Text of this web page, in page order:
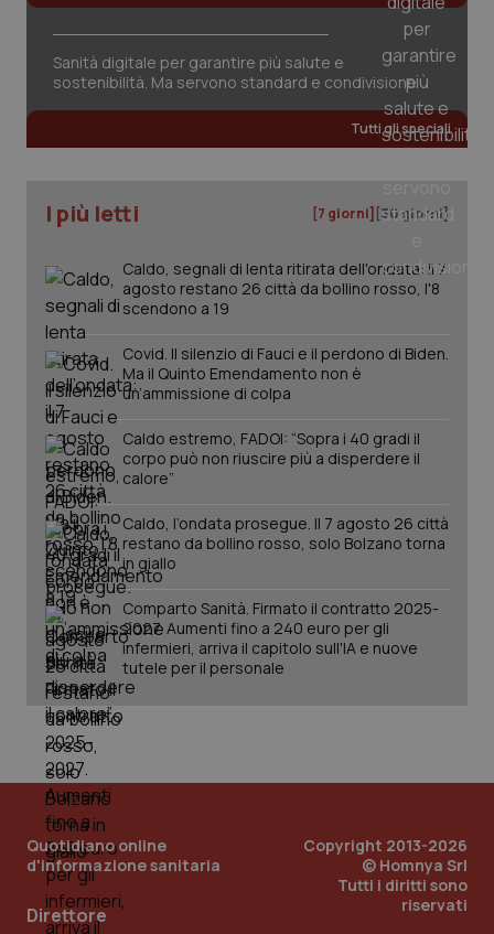
Sanità digitale per garantire più salute e
sostenibilità. Ma servono standard e condivisione
Tutti gli speciali
I più letti [7 giorni] [30 giorni]
Caldo, segnali di lenta ritirata dell'ondata: il 7
agosto restano 26 città da bollino rosso, l'8
scendono a 19
Covid. Il silenzio di Fauci e il perdono di Biden.
Ma il Quinto Emendamento non è
un’ammissione di colpa
Caldo estremo, FADOI: “Sopra i 40 gradi il
corpo può non riuscire più a disperdere il
calore”
Caldo, l’ondata prosegue. Il 7 agosto 26 città
restano da bollino rosso, solo Bolzano torna
in giallo
Comparto Sanità. Firmato il contratto 2025-
2027. Aumenti fino a 240 euro per gli
infermieri, arriva il capitolo sull'IA e nuove
tutele per il personale
Quotidiano online
d'informazione sanitaria
Direttore
Copyright 2013-2026
© Homnya Srl
Tutti i diritti sono
riservati
www.quotidianosanita.it
2
tracking-sites-ironfish-
www.quotidianosanita.it
_ga
Google LLC
.quotidianosanita.it
PHPSESSID